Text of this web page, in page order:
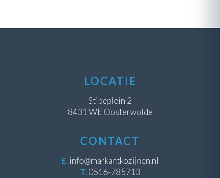
LOCATIE
Stipeplein 2
8431 WE Oosterwolde
CONTACT
E.info@markantkozijnen.nl
T. 0516-785713